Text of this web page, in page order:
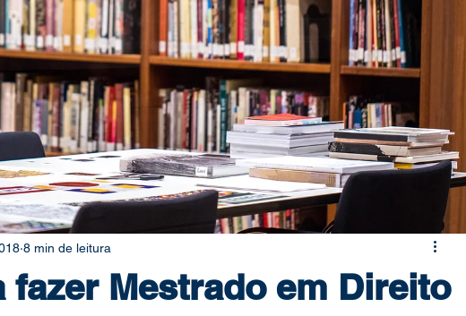
Redação Publicações Acadêmicas Vídeos Redação
pós-graduação Mestrado Doutorado
fazer Mestrado em Direito
8 min de leitura